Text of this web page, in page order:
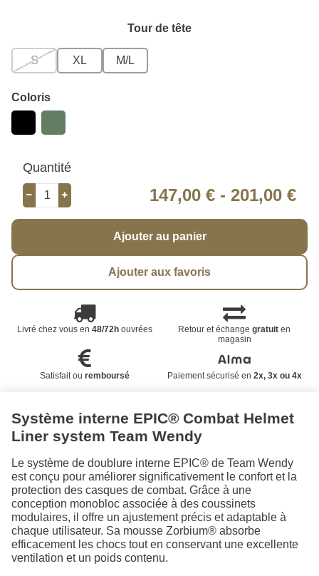
Tour de tête
S XL M/L
Coloris
Quantité
147,00 € - 201,00 €
Ajouter au panier
Ajouter aux favoris
Livré chez vous en 48/72houvrées Retour et échangegratuit en
magasin
Satisfait ou remboursé Paiement sécurisé en 2x, 3x ou 4x
Système interne EPIC® Combat Helmet
Liner system Team Wendy
Le système de doublure interne EPIC® de Team Wendy
est conçu pour améliorer significativement le confort et la
protection des casques de combat. Grâce à une
conception monobloc associée à des coussinets
modulaires, il offre un ajustement précis et adaptable à
chaque utilisateur. Sa mousse Zorbium® absorbe
efficacement les chocs tout en conservant une excellente
ventilation et un poids contenu.